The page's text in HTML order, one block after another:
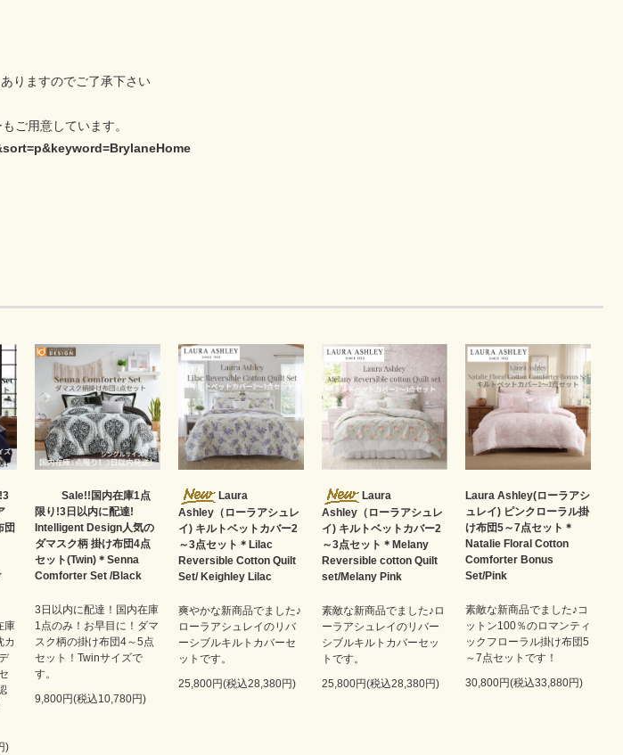
りますのでご了承下さい
ご用意しています。
団
庫
カ
)
Sale!!国内在庫1点
限り!3日以内に配達!
Intelligent Design人気の
ダマスク柄 掛け布団4点
セット(Twin)＊Senna
Comforter Set /Black
3日以内に配達！国内在庫
1点のみ！お早目に！ダマ
スク柄の掛け布団4～5点
セット！Twinサイズで
す。
9,800円(税込10,780円)
Laura
Ashley（ローラアシュレ
イ) キルトベットカバー2
～3点セット＊Lilac
Reversible Cotton Quilt
Set/ Keighley Lilac
爽やかな新商品でました♪
ローラアシュレイのリバ
ーシブルキルトカバーセ
ットです。
25,800円(税込28,380円)
Laura
Ashley（ローラアシュレ
イ) キルトベットカバー2
～3点セット＊Melany
Reversible cotton Quilt
set/Melany Pink
素敵な新商品でました♪ロ
ーラアシュレイのリバー
シブルキルトカバーセッ
トです。
25,800円(税込28,380円)
Laura Ashley(ローラアシ
ュレイ) ピンクローラル掛
け布団5～7点セット＊
Natalie Floral Cotton
Comforter Bonus
Set/Pink
素敵な新商品でました♪コ
ットン100％のロマンティ
ックフローラル掛け布団5
～7点セットです！
30,800円(税込33,880円)